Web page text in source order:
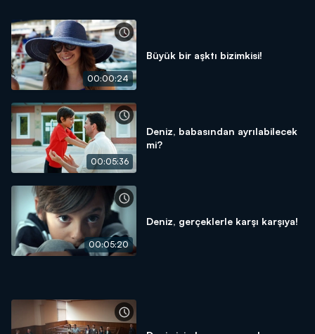
00:00:24
Büyük bir aşktı bizimkisi!
00:05:36
Deniz, babasından ayrılabilecek
mi?
00:05:20
Deniz, gerçeklerle karşı karşıya!